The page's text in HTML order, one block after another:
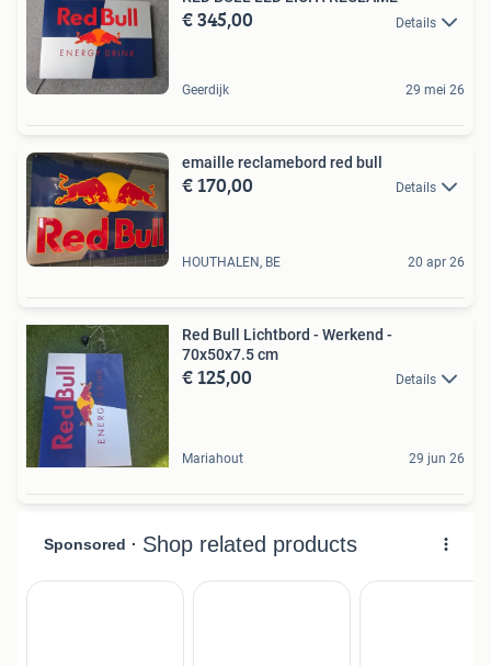
€ 345,00 Details
Geerdijk 29 mei 26
emaille reclamebord red bull
€ 170,00 Details
HOUTHALEN, BE 20 apr 26
Red Bull Lichtbord - Werkend -
70x50x7.5 cm
€ 125,00 Details
Mariahout 29 jun 26